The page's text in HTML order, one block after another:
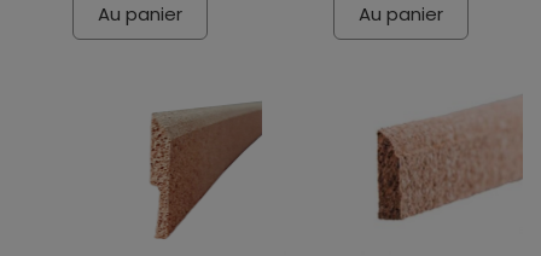
Au panier Au panier